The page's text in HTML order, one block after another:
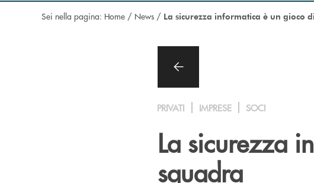
Sei nella pagina: Home / News / La sicurezza informatica è un gioco
PRIVATI IMPRESE SOCI
La sicurezza
squadra